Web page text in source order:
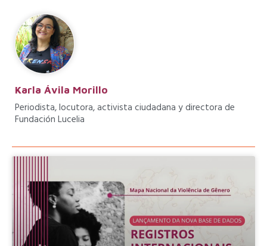
Karla Ávila Morillo
Periodista, locutora, activista ciudadana y directora de
Fundación Lucelia